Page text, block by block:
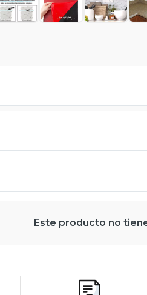
Este producto no